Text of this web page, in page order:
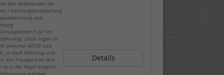
den Nebenkosten für
/ Fahrzeugbereitstellung
und
für Ihr
Diese liegen in
zwischen 60,00 und
je nach Fahrzeug und
Ein Transport an Ihre
ist in der Regel möglich.
erfolgen
Details